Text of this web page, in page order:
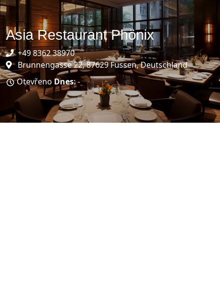
Asia Restaurant Phönix
+49 8362 38970
Brunnengasse 22, 87629 Füssen, Deutschland
Otevřeno Dnes: -